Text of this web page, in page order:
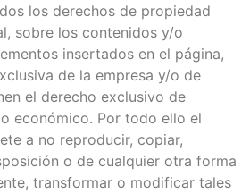
los derechos de propiedad
sobre los contenidos y/o
insertados en el página,
de la empresa y/o de
el derecho exclusivo de
económico. Por todo ello el
a no reproducir, copiar,
o de cualquier otra forma
transformar o modificar tales